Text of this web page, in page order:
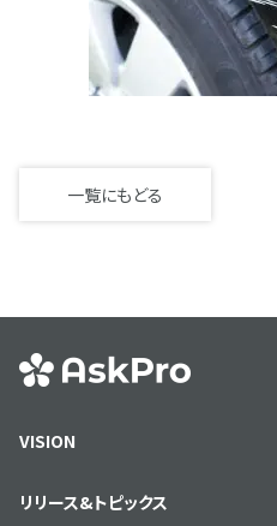
一覧にもどる
VISION
リリース&トピックス